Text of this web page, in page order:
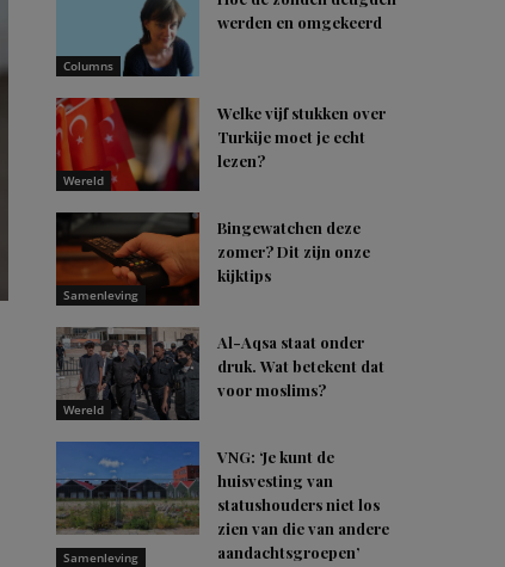
Columns
werden en omgekeerd
Wereld
Welke vijf stukken over
Turkije moet je echt
lezen?
Samenleving
Bingewatchen deze
zomer? Dit zijn onze
kijktips
Wereld
Al-Aqsa staat onder
druk. Wat betekent dat
voor moslims?
Samenleving
VNG: ‘Je kunt de
huisvesting van
statushouders niet los
zien van die van andere
aandachtsgroepen’